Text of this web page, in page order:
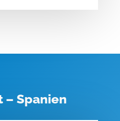
– Spanien